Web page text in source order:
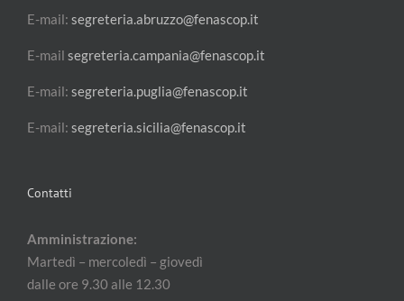
E-mail: segreteria.abruzzo@fenascop.it
E-mail segreteria.campania@fenascop.it
E-mail: segreteria.puglia@fenascop.it
E-mail: segreteria.sicilia@fenascop.it
Contatti
Amministrazione:
Martedì – mercoledì – giovedì
dalle ore 9.30 alle 12.30